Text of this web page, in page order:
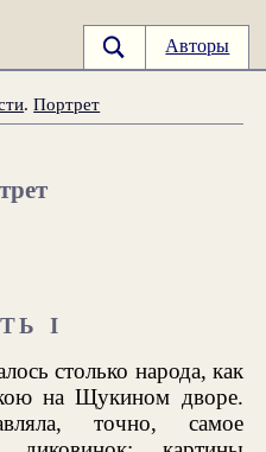
Авторы
.Портрет
I
столько народа, как
на Щукином дворе.
точно, самое